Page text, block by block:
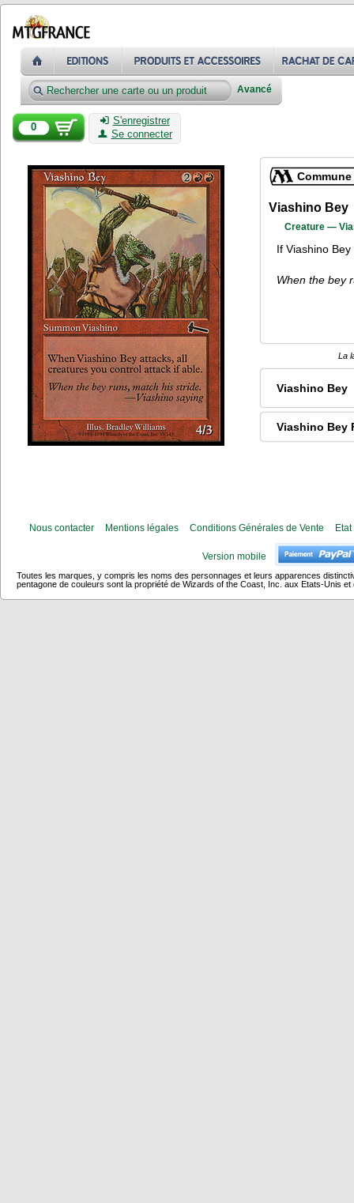
Avancé
0
S'enregistrer
Se connecter
Commune
Viashino Bey
Creature —
If Viashino
When the bey
La
Viashino Bey
Viashino Bey
Nous contacter Mentions légales Conditions Générales de Vente
Version mobile
Toutes les marques, y compris les noms des personnages et leurs apparences
pentagone de couleurs sont la propriété de Wizards of the Coast, Inc. aux Etats-Unis